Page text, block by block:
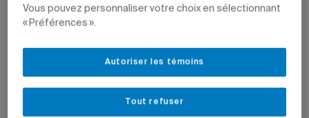
Vous pouvez personnaliser votre choix en sélectionnant
« Préférences ».
Tout refuser
Autoriser les témoins